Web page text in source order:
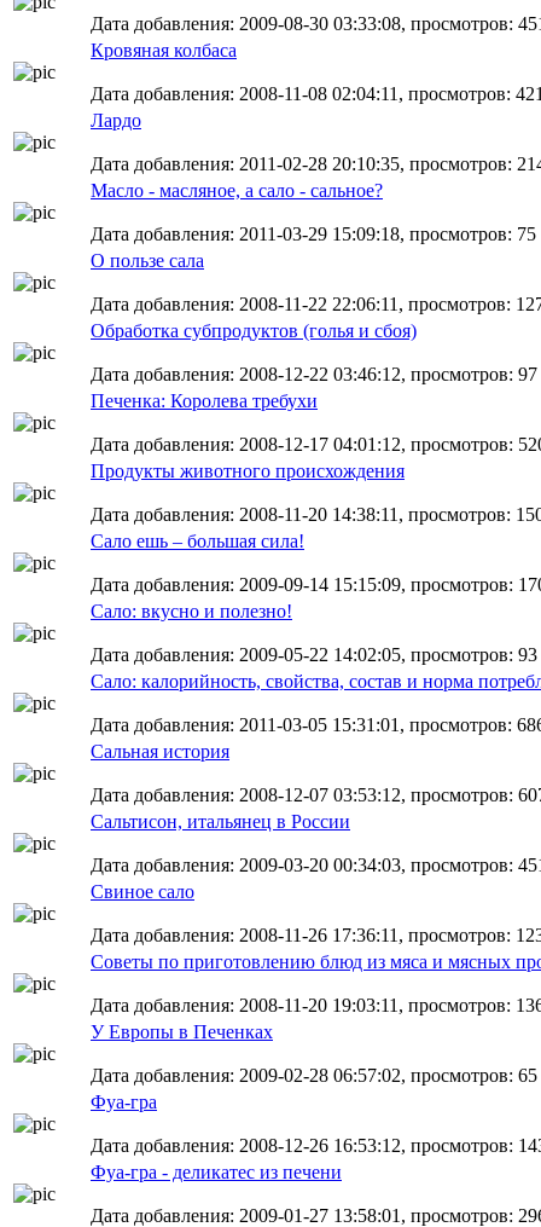
Дата добавления: 2009-08-30 03:33:08, просмотров:
Кровяная колбаса
Дата добавления: 2008-11-08 02:04:11, просмотров:
Лардо
Дата добавления: 2011-02-28 20:10:35, просмотров:
Масло - масляное, а сало - сальное?
Дата добавления: 2011-03-29 15:09:18, просмотров: 75
О пользе сала
Дата добавления: 2008-11-22 22:06:11, просмотров:
Обработка субпродуктов (голья и сбоя)
Дата добавления: 2008-12-22 03:46:12, просмотров: 97
Печенка: Королева требухи
Дата добавления: 2008-12-17 04:01:12, просмотров:
Продукты животного происхождения
Дата добавления: 2008-11-20 14:38:11, просмотров:
Сало ешь – большая сила!
Дата добавления: 2009-09-14 15:15:09, просмотров:
Сало: вкусно и полезно!
Дата добавления: 2009-05-22 14:02:05, просмотров: 93
Сало: калорийность, свойства, состав и норма
Дата добавления: 2011-03-05 15:31:01, просмотров:
Сальная история
Дата добавления: 2008-12-07 03:53:12, просмотров:
Сальтисон, итальянец в России
Дата добавления: 2009-03-20 00:34:03, просмотров:
Свиное сало
Дата добавления: 2008-11-26 17:36:11, просмотров:
Советы по приготовлению блюд из мяса и мясных
Дата добавления: 2008-11-20 19:03:11, просмотров:
У Европы в Печенках
Дата добавления: 2009-02-28 06:57:02, просмотров: 65
Фуа-гра
Дата добавления: 2008-12-26 16:53:12, просмотров:
Фуа-гра - деликатес из печени
Дата добавления: 2009-01-27 13:58:01, просмотров: